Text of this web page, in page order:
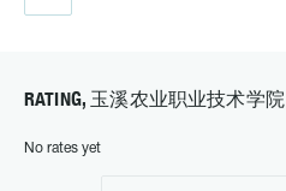
RATING, 玉溪农业职业技术学院
No rates yet